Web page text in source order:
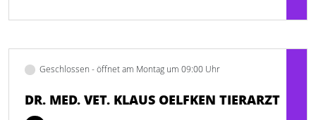
Geschlossen - öffnet am Montag um 09:00 Uhr
DR. MED. VET. KLAUS OELFKEN TIERARZT